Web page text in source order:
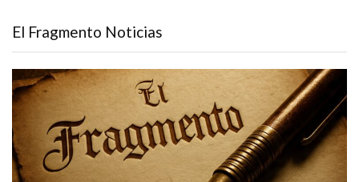
El Fragmento Noticias